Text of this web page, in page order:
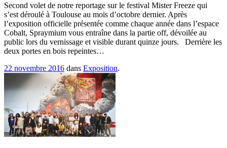
Second volet de notre reportage sur le festival Mister Freeze qui
s’est déroulé à Toulouse au mois d’octobre dernier. Après
l’exposition officielle présentée comme chaque année dans l’espace
Cobalt, Spraymium vous entraîne dans la partie off, dévoilée au
public lors du vernissage et visible durant quinze jours. Derrière les
deux portes en bois repeintes…
22 novembre 2016 dans Exposition.